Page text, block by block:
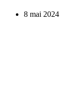
8 mai 2024